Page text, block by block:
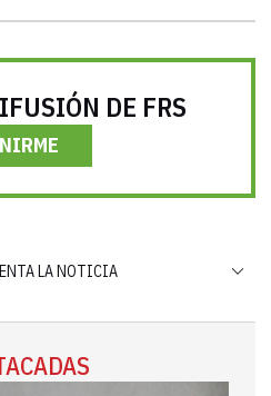
DE FRS
LA NOTICIA